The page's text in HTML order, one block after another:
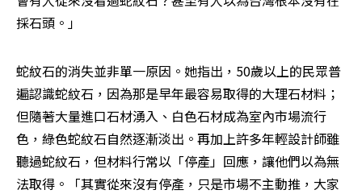
採石頭。」
蛇紋石的消失並非單一原因。她指出，50歲以上的民眾普
遍認識蛇紋石，因為那是早年最容易取得的大理石材料；
但隨著大量進口石材湧入、白色石材成為室內市場流行
色，綠色蛇紋石自然逐漸淡出。再加上許多年輕設計師雖
聽過蛇紋石，但材料行常以「停產」回應，讓他們以為無
法取得。「其實從來沒有停產，只是市場不主動推，大家